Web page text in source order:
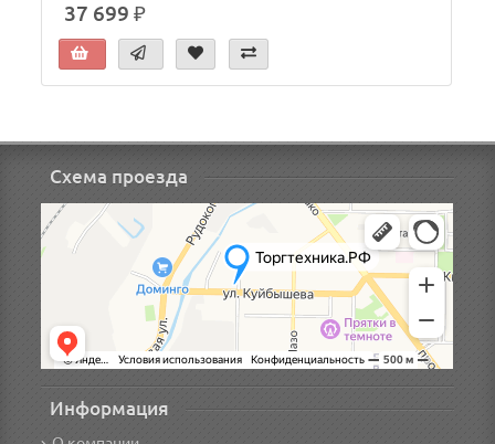
37 699 ₽
Схема проезда
Информация